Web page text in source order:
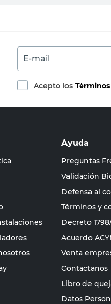
E-mail
Acepto los
Ayuda
Preguntas
Validación
Defensa al
Términos y
Decreto
Acuerdo
Venta
Contactanos
Libro de
Datos